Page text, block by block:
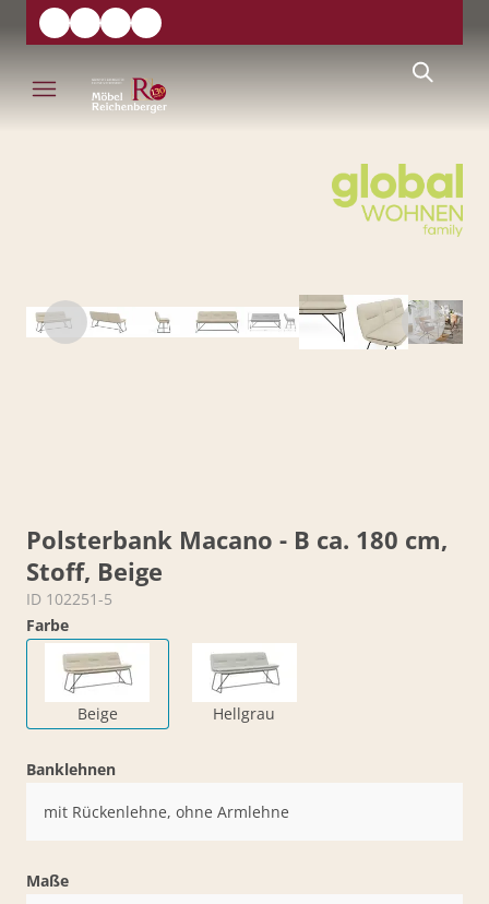
Polsterbank Macano - B ca. 180 cm,
Stoff, Beige
ID 102251-5
Farbe
Beige Hellgrau
Banklehnen
mit Rückenlehne, ohne Armlehne
Maße